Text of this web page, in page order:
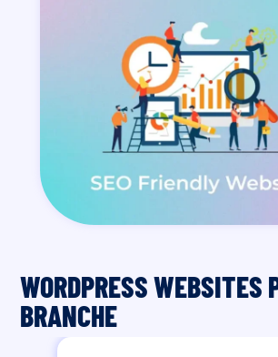
WORDPRESS WEBSITES
BRANCHE